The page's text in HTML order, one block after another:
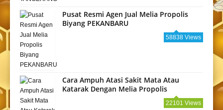
Pusat Resmi Agen Jual Melia Propolis
Biyang PEKANBARU
58838 Views
Cara Ampuh Atasi Sakit Mata Atau
Katarak Dengan Melia Propolis
22101 Views